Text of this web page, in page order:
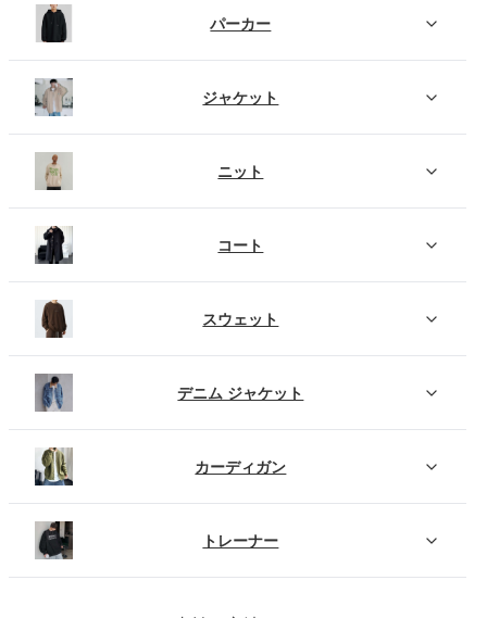
パーカー
ジャケット
ニット
コート
スウェット
デニム ジャケット
カーディガン
トレーナー